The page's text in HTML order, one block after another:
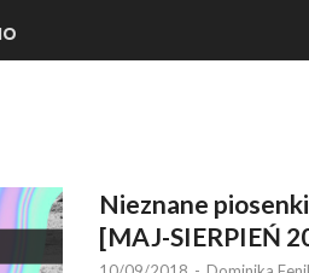
Nieznane
[MAJ-SIERPIEŃ